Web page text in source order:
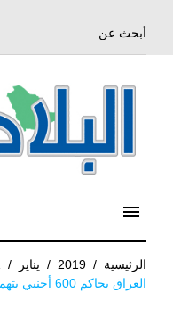
menu
الرئيسية /
2019
/ يناير /
العراق يحاكم 600 أجنبي بتهمة الانتماء لداعش